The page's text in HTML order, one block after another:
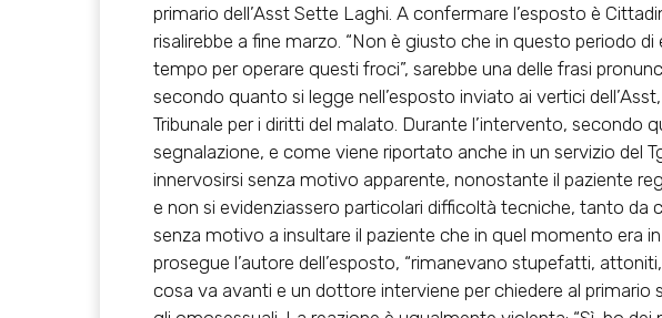
primario dell’Asst Sette Laghi. A confermare l’esposto è
risalirebbe a fine marzo. “Non è giusto che in questo periodo
tempo per operare questi froci”, sarebbe una delle frasi
secondo quanto si legge nell’esposto inviato ai vertici dell’Asst,
Tribunale per i diritti del malato. Durante l’intervento, secondo
segnalazione, e come viene riportato anche in un servizio del
innervosirsi senza motivo apparente, nonostante il paziente
e non si evidenziassero particolari difficoltà tecniche, tanto da
senza motivo a insultare il paziente che in quel momento era
prosegue l’autore dell’esposto, “rimanevano stupefatti,
cosa va avanti e un dottore interviene per chiedere al primario